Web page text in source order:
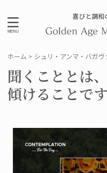
喜びと調和
ホーム > シュリ・アンマ・バガ
聞くこととは
傾けることです